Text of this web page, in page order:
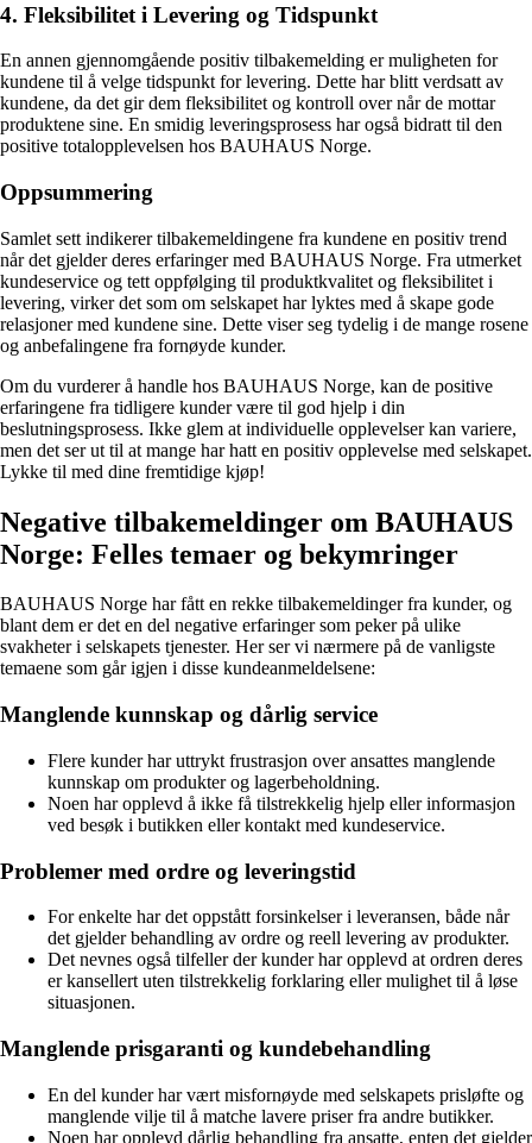
4. Fleksibilitet i Levering og Tidspunkt
En annen gjennomgående positiv tilbakemelding er muligheten for
kundene til å velge tidspunkt for levering. Dette har blitt verdsatt av
kundene, da det gir dem fleksibilitet og kontroll over når de mottar
produktene sine. En smidig leveringsprosess har også bidratt til den
positive totalopplevelsen hos BAUHAUS Norge.
Oppsummering
Samlet sett indikerer tilbakemeldingene fra kundene en positiv trend
når det gjelder deres erfaringer med BAUHAUS Norge. Fra utmerket
kundeservice og tett oppfølging til produktkvalitet og fleksibilitet i
levering, virker det som om selskapet har lyktes med å skape gode
relasjoner med kundene sine. Dette viser seg tydelig i de mange rosene
og anbefalingene fra fornøyde kunder.
Om du vurderer å handle hos BAUHAUS Norge, kan de positive
erfaringene fra tidligere kunder være til god hjelp i din
beslutningsprosess. Ikke glem at individuelle opplevelser kan variere,
men det ser ut til at mange har hatt en positiv opplevelse med selskapet.
Lykke til med dine fremtidige kjøp!
Negative tilbakemeldinger om BAUHAUS
Norge: Felles temaer og bekymringer
BAUHAUS Norge har fått en rekke tilbakemeldinger fra kunder, og
blant dem er det en del negative erfaringer som peker på ulike
svakheter i selskapets tjenester. Her ser vi nærmere på de vanligste
temaene som går igjen i disse kundeanmeldelsene:
Manglende kunnskap og dårlig service
Flere kunder har uttrykt frustrasjon over ansattes manglende
kunnskap om produkter og lagerbeholdning.
Noen har opplevd å ikke få tilstrekkelig hjelp eller informasjon
ved besøk i butikken eller kontakt med kundeservice.
Problemer med ordre og leveringstid
For enkelte har det oppstått forsinkelser i leveransen, både når
det gjelder behandling av ordre og reell levering av produkter.
Det nevnes også tilfeller der kunder har opplevd at ordren deres
er kansellert uten tilstrekkelig forklaring eller mulighet til å løse
situasjonen.
Manglende prisgaranti og kundebehandling
En del kunder har vært misfornøyde med selskapets prisløfte og
manglende vilje til å matche lavere priser fra andre butikker.
Noen har opplevd dårlig behandling fra ansatte, enten det gjelder